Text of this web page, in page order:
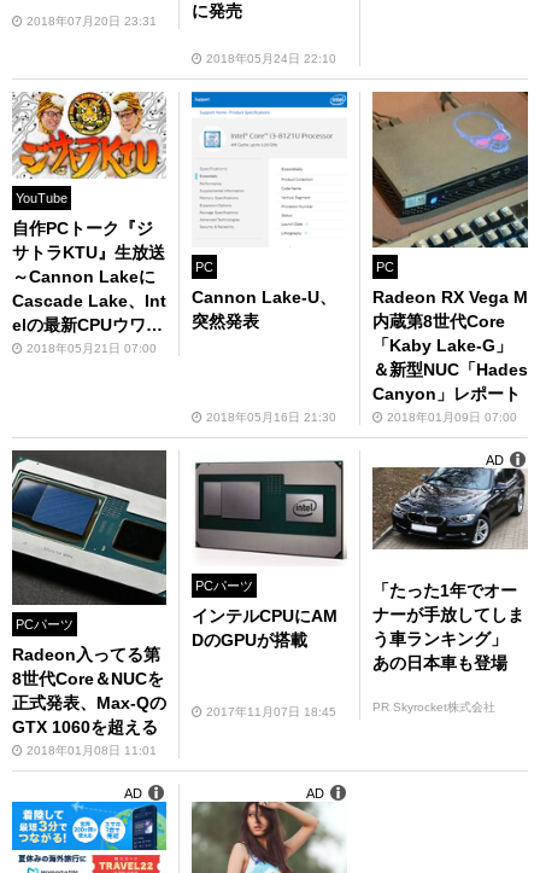
2018年07月20日 23:31
に発売
2018年05月24日 22:10
YouTube
自作PCトーク『ジ
サトラKTU』生放送
～Cannon Lakeに
Cascade Lake、Int
elの最新CPUウワサ
まとめ～
2018年05月21日 07:00
PC
Cannon Lake-U、
突然発表
2018年05月16日 21:30
PC
Radeon RX Vega M
内蔵第8世代Core
「Kaby Lake-G」
＆新型NUC「Hades
Canyon」レポート
2018年01月09日 07:00
PCパーツ
Radeon入ってる第
8世代Core＆NUCを
正式発表、Max-Qの
GTX 1060を超える
2018年01月08日 11:01
PCパーツ
インテルCPUにAM
DのGPUが搭載
2017年11月07日 18:45
「たった1年でオー
ナーが手放してしま
う車ランキング」
あの日本車も登場
PR Skyrocket株式会社
AD
AD AD